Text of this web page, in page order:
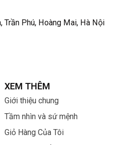
Trần Phú, Hoàng Mai, Hà Nội
XEM THÊM
Giới thiệu chung
Tầm nhìn và sứ mệnh
Giỏ Hàng Của Tôi